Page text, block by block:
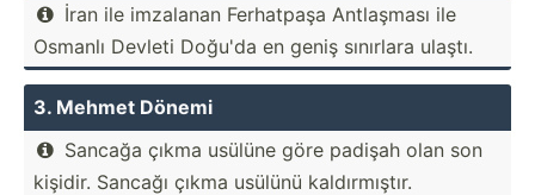

İran ile imzalanan Ferhatpaşa Antlaşması ile
Osmanlı Devleti Doğu'da en geniş sınırlara ulaştı.
3. Mehmet Dönemi

Sancağa çıkma usülüne göre padişah olan son
kişidir. Sancağı çıkma usülünü kaldır­mıştır.